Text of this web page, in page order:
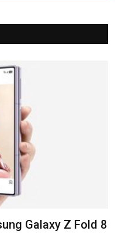
Galaxy Z Fold 8